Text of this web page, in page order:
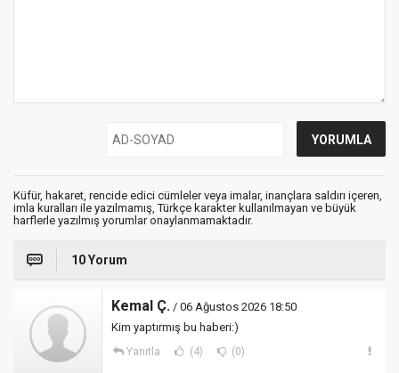
Küfür, hakaret, rencide edici cümleler veya imalar, inançlara saldırı içeren,
imla kuralları ile yazılmamış, Türkçe karakter kullanılmayan ve büyük
harflerle yazılmış yorumlar onaylanmamaktadır.
10 Yorum
Kemal Ç. / 06 Ağustos 2026 18:50
Kim yaptırmış bu haberi:)
Yanıtla (4) (0)